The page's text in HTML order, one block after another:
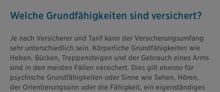
Welche Grundfähigkeiten sind versichert?
Je nach Versicherer und Tarif kann der Versicherungsumfang
sehr unterschiedlich sein. Körperliche Grundfähigkeiten wie
Heben. Bücken, Treppensteigen und der Gebrauch eines Arms
sind in den meisten Fällen versichert. Dies gilt ebenso für
psychische Grundfähigkeiten oder Sinne wie Sehen, Hören,
der Orientierungssinn oder die Fähigkeit, ein eigenständiges